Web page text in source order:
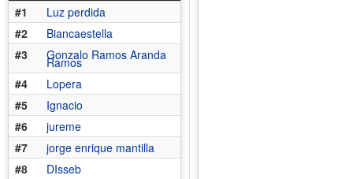
#1
Luz perdida
#2
Biancaestella
#3
Gonzalo Ramos Aranda
Ramos
#4
Lopera
#5
Ignacio
#6
jureme
#7
jorge enrique mantilla
#8
DIsseb